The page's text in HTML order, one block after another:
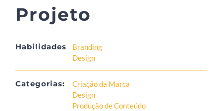
Projeto
Habilidades
Branding
Design
Categorias:
Criação da Marca
Design
Produção de Conteúdo